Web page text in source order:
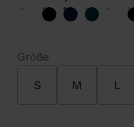
Größe
S M L